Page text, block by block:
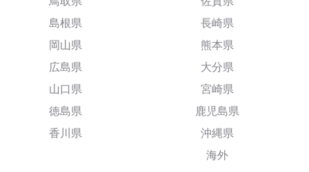
島根県
岡山県
広島県
山口県
徳島県
香川県
長崎県
熊本県
大分県
宮崎県
鹿児島県
沖縄県
海外